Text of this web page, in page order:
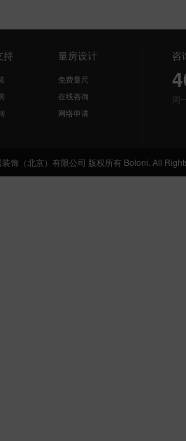
持 量房设计
免费量尺
在线咨询
网络申请
咨
周
饰（北京）有限公司 版权所有 Boloni. All